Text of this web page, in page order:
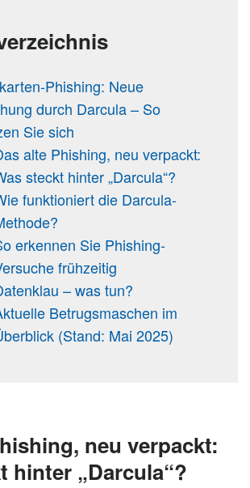
Phishing: Neue
durch Darcula – So
Sie sich
alte Phishing, neu verpackt:
steckt hinter „Darcula“?
funktioniert die Darcula-
erkennen Sie Phishing-
frühzeitig
– was tun?
Betrugsmaschen im
(Stand: Mai 2025)
neu verpackt:
hinter „Darcula“?